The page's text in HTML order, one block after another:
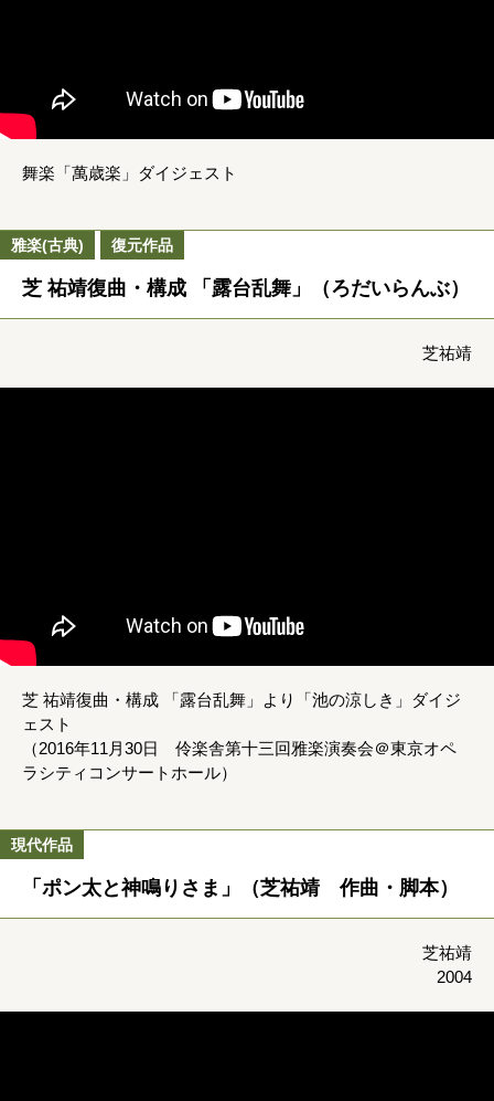
舞楽「萬歳楽」ダイジェスト
雅楽(古典) 復元作品
芝 祐靖復曲・構成 「露台乱舞」（ろだいらんぶ）
芝祐靖
芝 祐靖復曲・構成 「露台乱舞」より「池の涼しき」ダイジ
ェスト
（2016年11月30日 伶楽舎第十三回雅楽演奏会＠東京オペ
ラシティコンサートホール）
現代作品
「ポン太と神鳴りさま」（芝祐靖 作曲・脚本）
芝祐靖
2004